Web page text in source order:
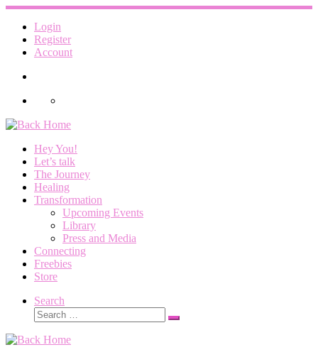
Skip
content
Login
Register
Account
Hey You!
Let’s talk
The Journey
Healing
Transformation
Upcoming Events
Library
Press and Media
Connecting
Freebies
Store
Search
Search
Search